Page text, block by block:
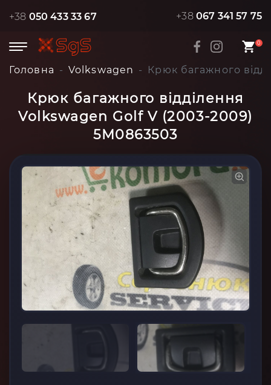
+38 050 433 33 67 +38 067 341 57 75
0
Головна Volkswagen Крюк багажного
Крюк багажного відділення
Volkswagen Golf V (2003-2009)
5M0863503